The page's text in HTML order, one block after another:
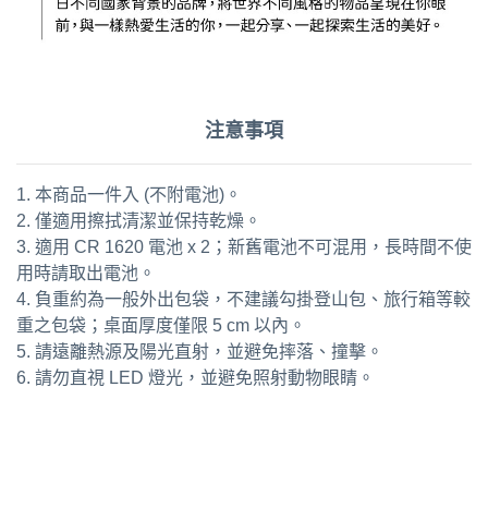
注意事項
1. 本商品一件入 (不附電池)。
2. 僅適用擦拭清潔並保持乾燥。
3. 適用 CR 1620 電池 x 2；新舊電池不可混用，長時間不使
用時請取出電池。
4. 負重約為一般外出包袋，不建議勾掛登山包、旅行箱等較
重之包袋；桌面厚度僅限 5 cm 以內。
5. 請遠離熱源及陽光直射，並避免摔落、撞擊。
6. 請勿直視 LED 燈光，並避免照射動物眼睛。